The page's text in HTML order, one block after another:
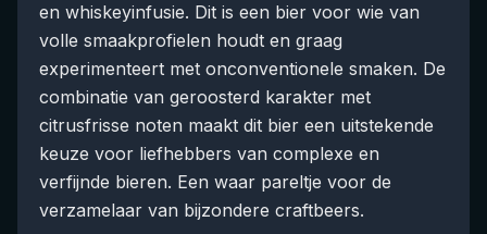
en whiskeyinfusie. Dit is een bier voor wie van
volle smaakprofielen houdt en graag
experimenteert met onconventionele smaken. De
combinatie van geroosterd karakter met
citrusfrisse noten maakt dit bier een uitstekende
keuze voor liefhebbers van complexe en
verfijnde bieren. Een waar pareltje voor de
verzamelaar van bijzondere craftbeers.